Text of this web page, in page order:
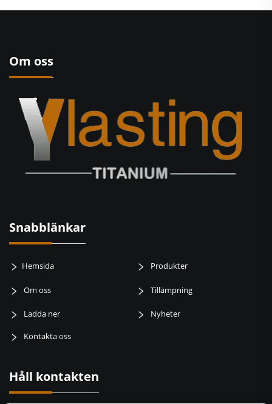
Om oss
Snabblänkar
Hemsida Produkter
Om oss Tillämpning
Ladda ner Nyheter
Kontakta oss
Håll kontakten